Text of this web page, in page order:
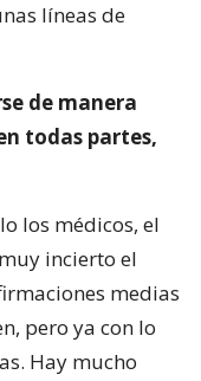
líneas de
de manera
todas partes,
los médicos, el
incierto el
medias
pero ya con lo
Hay mucho